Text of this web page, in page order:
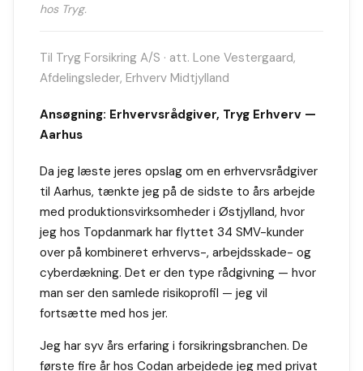
hos Tryg.
Til Tryg Forsikring A/S · att. Lone Vestergaard,
Afdelingsleder, Erhverv Midtjylland
Ansøgning: Erhvervsrådgiver, Tryg Erhverv —
Aarhus
Da jeg læste jeres opslag om en erhvervsrådgiver
til Aarhus, tænkte jeg på de sidste to års arbejde
med produktionsvirksomheder i Østjylland, hvor
jeg hos Topdanmark har flyttet 34 SMV-kunder
over på kombineret erhvervs-, arbejdsskade- og
cyberdækning. Det er den type rådgivning — hvor
man ser den samlede risikoprofil — jeg vil
fortsætte med hos jer.
Jeg har syv års erfaring i forsikringsbranchen. De
første fire år hos Codan arbejdede jeg med privat